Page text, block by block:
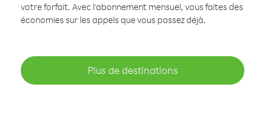
votre forfait. Avec l'abonnement mensuel, vous faites des
économies sur les appels que vous passez déjà.
Plus de destinations